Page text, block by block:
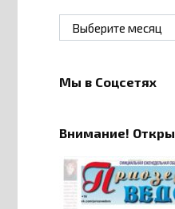
Архивы
Мы в Соцсетях
Внимание!